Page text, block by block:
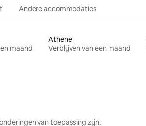
Andere accommodaties
maand
Athene
Verblijven van een maand
van toepassing zijn.